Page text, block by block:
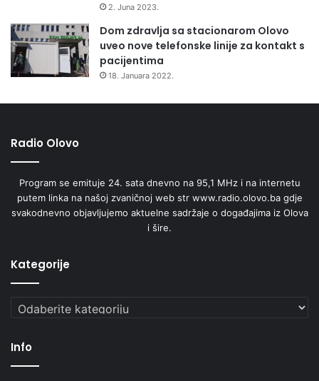
2. Juna 2023.
Dom zdravlja sa stacionarom Olovo
uveo nove telefonske linije za kontakt s
pacijentima
18. Januara 2022.
Radio Olovo
Program se emituje 24. sata dnevno na 95,1 MHz i na internetu
putem linka na našoj zvaničnoj web str www.radio.olovo.ba gdje
svakodnevno objavljujemo aktuelne sadržaje o događajima iz Olova
i šire.
Kategorije
Kategorije
Info